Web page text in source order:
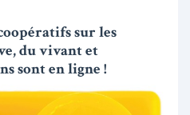
sur les
du vivant et
sont en ligne !